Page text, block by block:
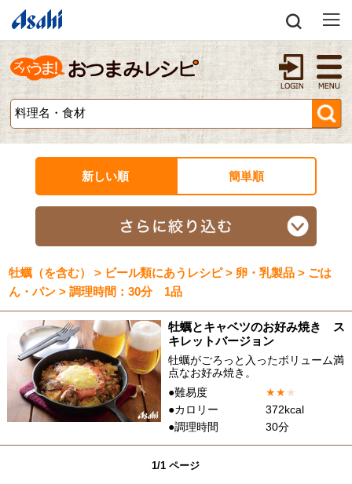
新しい順 簡単順
牡蠣（を含む） > ビール類にあうレシピ > 卵・乳製品 > ごは
ん・パン > 調理時間：30分 1品
牡蠣とキャベツのお好み焼き ス
キレットバージョン
牡蠣がごろっと入ったボリューム満
点なお好み焼き。
●難易度
★★★
●カロリー
372kcal
●調理時間
30分
1/1 ページ